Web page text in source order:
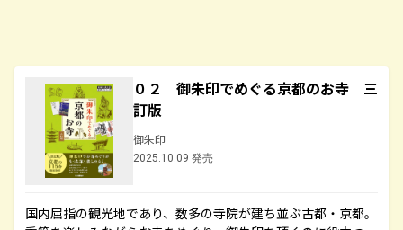
０２ 御朱印でめぐる京都のお寺 三
訂版
御朱印
2025.10.09 発売
国内屈指の観光地であり、数多の寺院が建ち並ぶ古都・京都。